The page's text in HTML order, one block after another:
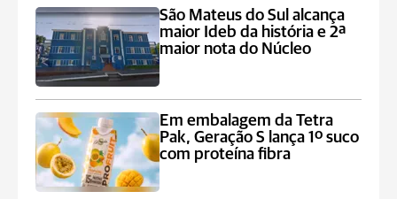
São Mateus do Sul alcança
maior Ideb da história e 2ª
maior nota do Núcleo
Em embalagem da Tetra
Pak, Geração S lança 1º suco
com proteína fibra